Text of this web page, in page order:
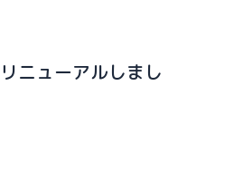
ニューアルしまし